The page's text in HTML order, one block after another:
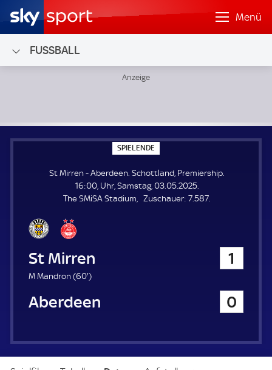
Menü
FUSSBALL
SPIELENDE
P
E
L
E
N
St Mirren - Aberdeen. Schottland, Premiership.
16:00, Uhr, Samstag, 03.05.2025.
The SMiSA Stadium
Zuschauer: Z
7.587.
St Mirren 1
M Mandron (60'6
.
)
Aberdeen 0